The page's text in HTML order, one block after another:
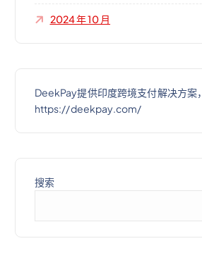
2024 年 10 月
DeekPay提供印度跨境支付解决方案，
https://deekpay.com/
搜索